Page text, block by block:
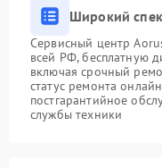
Широкий
Сервисный центр
всей РФ, бесплатную
включая срочный
статус ремонта
постгарантийное
службы техники